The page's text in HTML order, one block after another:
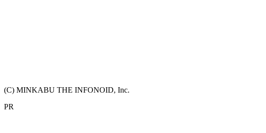
(C) MINKABU THE INFONOID, Inc.
PR